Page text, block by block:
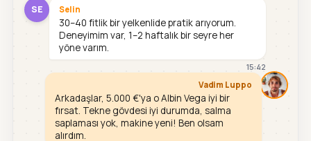
SE Selin
30–40 fitlik bir yelkenlide pratik arıyorum.
Deneyimim var, 1–2 haftalık bir seyre her
yöne varım.
15:42
Vadim Luppo
Arkadaşlar, 5.000 €'ya o Albin Vega iyi bir
fırsat. Tekne gövdesi iyi durumda, salma
saplaması yok, makine yeni! Ben olsam
alırdım.